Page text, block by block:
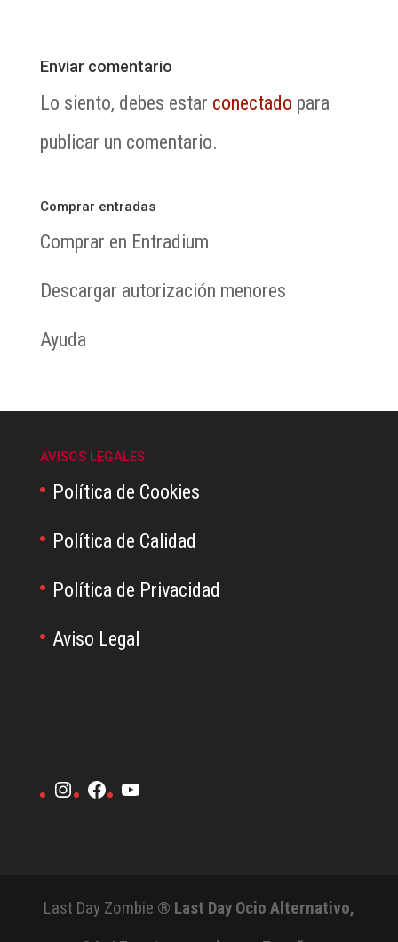
Enviar comentario
Lo siento, debes estar conectado para
publicar un comentario.
Comprar entradas
Comprar en Entradium
Descargar autorización menores
Ayuda
AVISOS LEGALES
Política de Cookies
Política de Calidad
Política de Privacidad
Aviso Legal
Instagram
Facebook
YouTube
Last Day Zombie ® Last Day Ocio Alternativo,